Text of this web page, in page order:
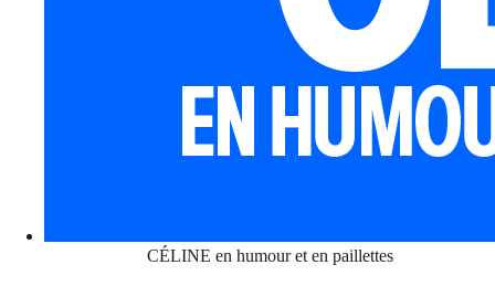
CÉLINE en humour et en paillettes